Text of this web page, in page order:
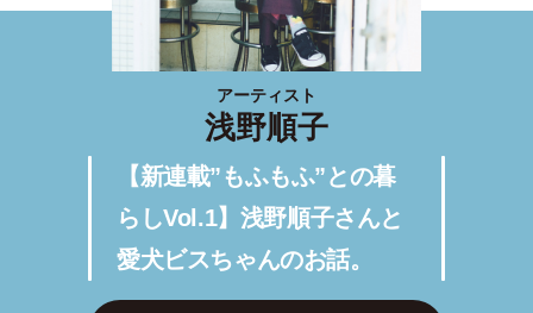
アーティスト
浅野順子
【新連載”もふもふ”との暮
らしVol.1】浅野順子さんと
愛犬ビスちゃんのお話。